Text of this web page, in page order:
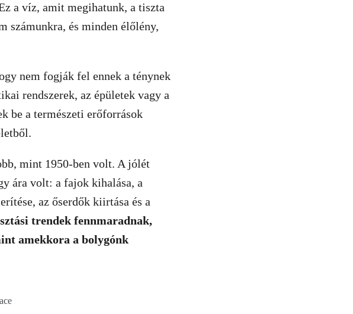
a víz, amit megihatunk, a tiszta
számunkra, és minden élőlény,
nem fogják fel ennek a ténynek
rendszerek, az épületek vagy a
be a természeti erőforrások
mint 1950-ben volt. A jólét
ára volt: a fajok kihalása, a
az őserdők kiirtása és a
trendek fennmaradnak,
amekkora a bolygónk